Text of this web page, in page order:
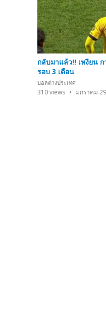
กลับมาแล้ว!! เหงียน
รอบ 3 เดือน
บอลต่างประเทศ
310views มกราคม